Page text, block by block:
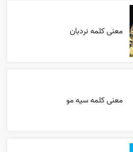
معنی کلمه نردبان
معنی کلمه سیه مو